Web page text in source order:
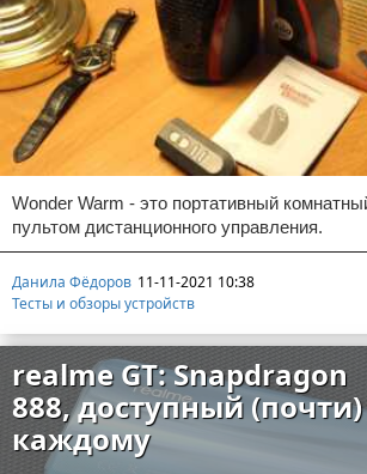
Wonder Warm - это портативный
пультом дистанционного управления.
Данила Фёдоров 11-11-2021 10:38
Тесты и обзоры устройств
realme GT: Snapdragon
888, доступный (почти)
каждому